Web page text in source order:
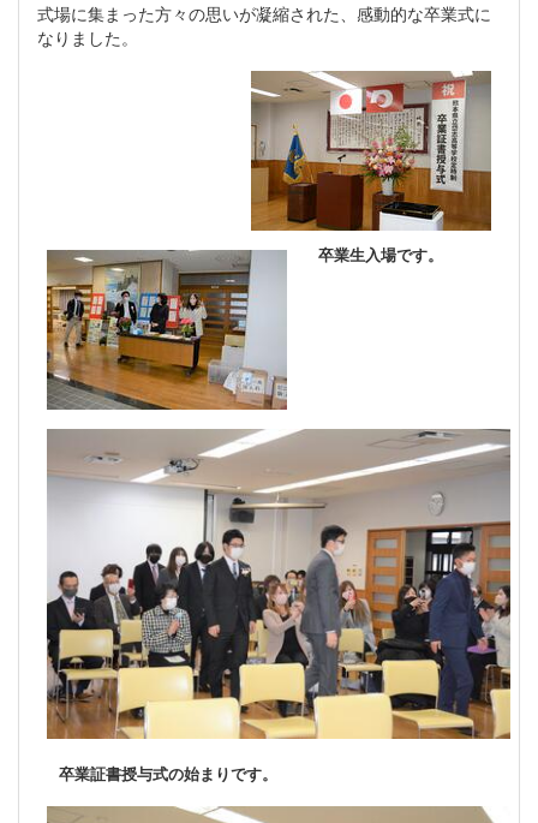
式場に集まった方々の思いが凝縮された、感動的な卒業式に
なりました。
卒業生入場です。
卒業証書授与式の始まりです。